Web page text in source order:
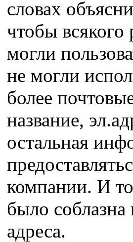
словах
чтобы
могли
не могли
более
название,
остальная
компании. И
было соблазна
адреса.